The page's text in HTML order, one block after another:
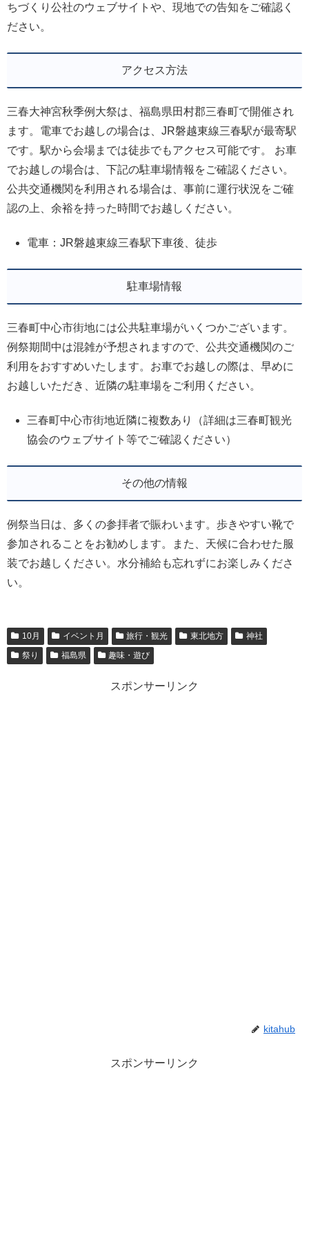
ちづくり公社のウェブサイトや、現地での告知をご確認く
ださい。
アクセス方法
三春大神宮秋季例大祭は、福島県田村郡三春町で開催され
ます。電車でお越しの場合は、JR磐越東線三春駅が最寄駅
です。駅から会場までは徒歩でもアクセス可能です。 お車
でお越しの場合は、下記の駐車場情報をご確認ください。
公共交通機関を利用される場合は、事前に運行状況をご確
認の上、余裕を持った時間でお越しください。
電車：JR磐越東線三春駅下車後、徒歩
駐車場情報
三春町中心市街地には公共駐車場がいくつかございます。
例祭期間中は混雑が予想されますので、公共交通機関のご
利用をおすすめいたします。お車でお越しの際は、早めに
お越しいただき、近隣の駐車場をご利用ください。
三春町中心市街地近隣に複数あり（詳細は三春町観光
協会のウェブサイト等でご確認ください）
その他の情報
例祭当日は、多くの参拝者で賑わいます。歩きやすい靴で
参加されることをお勧めします。また、天候に合わせた服
装でお越しください。水分補給も忘れずにお楽しみくださ
い。
10月 イベント月 旅行・観光 東北地方
神社
祭り
福島県 趣味・遊び
スポンサーリンク
kitahub
スポンサーリンク